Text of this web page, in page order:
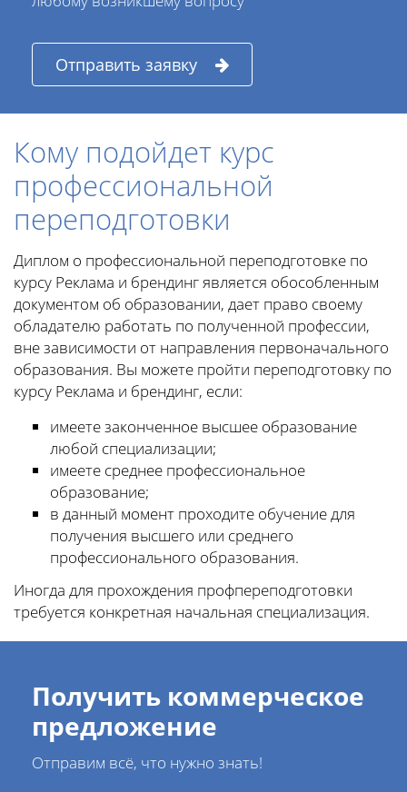
Отправить заявку
Кому подойдет курс
профессиональной
переподготовки
Диплом о профессиональной переподготовке по
курсу Реклама и брендинг является обособленным
документом об образовании, дает право своему
обладателю работать по полученной профессии,
вне зависимости от направления первоначального
образования. Вы можете пройти переподготовку по
курсу Реклама и брендинг, если:
имеете законченное высшее образование
любой специализации;
имеете среднее профессиональное
образование;
в данный момент проходите обучение для
получения высшего или среднего
профессионального образования.
Иногда для прохождения профпереподготовки
требуется конкретная начальная специализация.
Получить коммерческое
предложение
Отправим всё, что нужно знать!